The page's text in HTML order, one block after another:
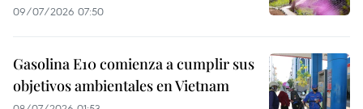
09/07/2026 07:50
Gasolina E10 comienza a cumplir sus
objetivos ambientales en Vietnam